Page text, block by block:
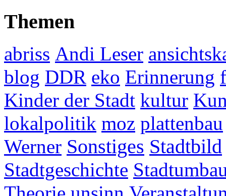
Themen
abriss Andi Leser
blog DDR eko Erinnerung
Kinder der Stadt kultur
lokalpolitik moz plattenbau
Werner Sonstiges Stadtbild
Stadtgeschichte